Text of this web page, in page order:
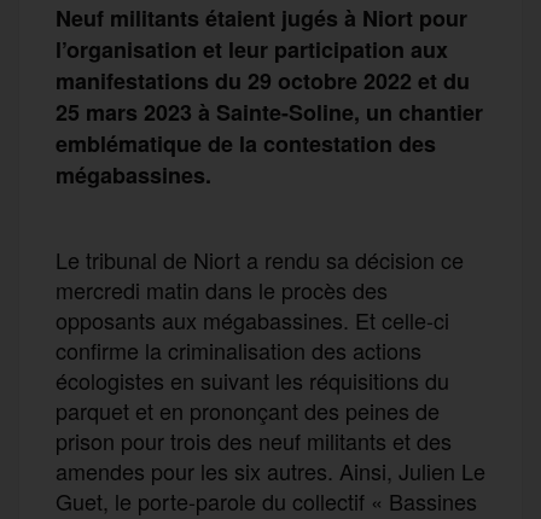
Neuf militants étaient jugés à Niort pour
l’organisation et leur participation aux
manifestations du 29 octobre 2022 et du
25 mars 2023 à Sainte-Soline, un chantier
emblématique de la contestation des
mégabassines.
Le tribunal de Niort a rendu sa décision ce
mercredi matin dans le procès des
opposants aux mégabassines. Et celle-ci
confirme la criminalisation des actions
écologistes en suivant les réquisitions du
parquet et en prononçant des peines de
prison pour trois des neuf militants et des
amendes pour les six autres. Ainsi, Julien Le
Guet, le porte-parole du collectif « Bassines